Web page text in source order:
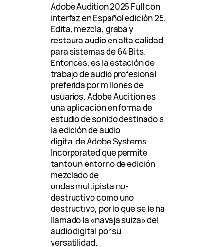
Adobe Audition 2025 Full con
interfaz en Español edición 25.
Edita, mezcla, graba y
restaura audio en alta calidad
para sistemas de 64 Bits.
Entonces, es la estación de
trabajo de audio profesional
preferida por millones de
usuarios. Adobe Audition es
una aplicación en forma de
estudio de sonido destinado a
la edición de audio
digital de Adobe Systems
Incorporated que permite
tanto un entorno de edición
mezclado de
ondas multipista no-
destructivo como uno
destructivo, por lo que se le ha
llamado la «navaja suiza» del
audio digital por su
versatilidad.